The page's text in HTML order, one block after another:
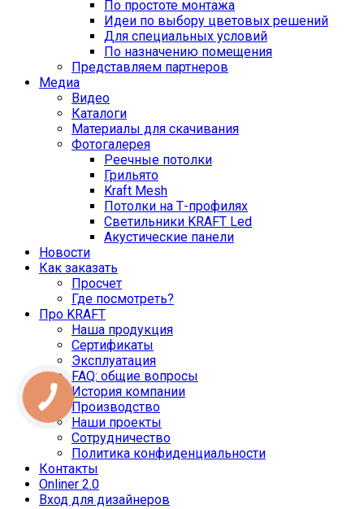
По простоте монтажа
Идеи по выбору цветовых решений
Для специальных условий
По назначению помещения
Представляем партнеров
Медиа
Видео
Каталоги
Материалы для скачивания
Фотогалерея
Реечные потолки
Грильято
Kraft Mesh
Потолки на Т-профилях
Свeтильники KRAFT Led
Акустические панели
Новости
Как заказать
Просчет
Где посмотреть?
Про KRAFT
Наша продукция
Сертификаты
Эксплуатация
FAQ: общие вопросы
История компании
Производство
Наши проекты
Сотрудничество
Политика конфиденциальности
Контакты
Onliner 2.0
Вход для дизайнеров